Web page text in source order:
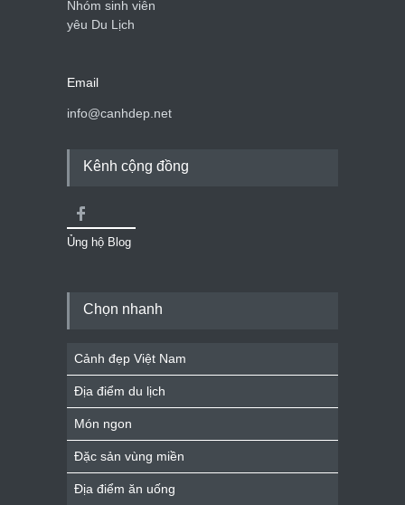
Nhóm sinh viên
yêu Du Lịch
Email
info@canhdep.net
Kênh cộng đồng
Ủng hộ Blog
Chọn nhanh
Cảnh đẹp Việt Nam
Địa điểm du lịch
Món ngon
Đặc sản vùng miền
Địa điểm ăn uống